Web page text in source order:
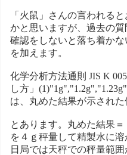
「火鼠」さんの言われる
かと思いますが、過去の
確認をしないと落ち着か
を加えます。
化学分析方法通則 JIS K
し方」
は、丸めた結果が示された
とあります。丸めた結果
を４ｇ秤量して精製水に
日局では天秤での秤量範